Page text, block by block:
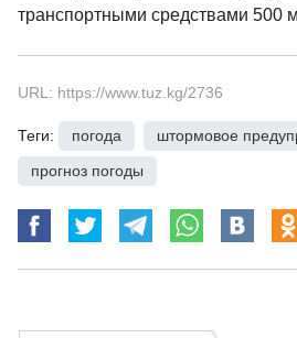
транспортными средствами 500
URL: https://www.tuz.kg/2736
Теги: погода штормовое
прогноз погоды